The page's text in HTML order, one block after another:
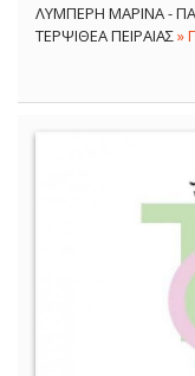
ΛΥΜΠΕΡΗ ΜΑΡΙΝΑ -
ΤΕΡΨΙΘΕΑ ΠΕΙΡΑΙΑΣ»